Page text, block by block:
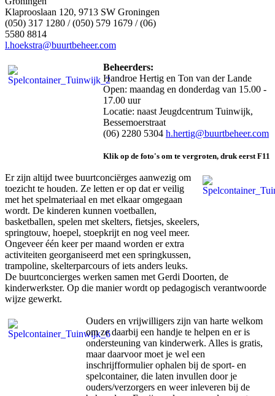
Klaprooslaan 120, 9713 SW Groningen
(050) 317 1280 / (050) 579 1679 / (06)
5580 8814
l.hoekstra@buurtbeheer.com
Beheerders:
Handroe Hertig en Ton van der Lande
Open: maandag en donderdag van 15.00 -
17.00 uur
Locatie: naast Jeugdcentrum Tuinwijk,
Bessemoerstraat
(06) 2280 5304 h.hertig@buurtbeheer.com
Klik op de foto's om te vergroten, druk eerst F11
Er zijn altijd twee buurtconciërges aanwezig om
toezicht te houden. Ze letten er op dat er veilig
met het spelmateriaal en met elkaar omgegaan
wordt. De kinderen kunnen voetballen,
basketballen, spelen met skelters, fietsjes, skeelers,
springtouw, hoepel, stoepkrijt en nog veel meer.
Ongeveer één keer per maand worden er extra
activiteiten georganiseerd met een springkussen,
trampoline, skelterparcours of iets anders leuks.
De buurtconcierges werken samen met Gerdi Doorten, de
kinderwerkster. Op die manier wordt op pedagogisch verantwoorde
wijze gewerkt.
Ouders en vrijwilligers zijn van harte welkom
om ze daarbij een handje te helpen en er is
ondersteuning van kinderwerk. Alles is gratis,
maar daarvoor moet je wel een
inschrijfformulier ophalen bij de sport- en
spelcontainer, die laten invullen door je
ouders/verzorgers en weer inleveren bij de